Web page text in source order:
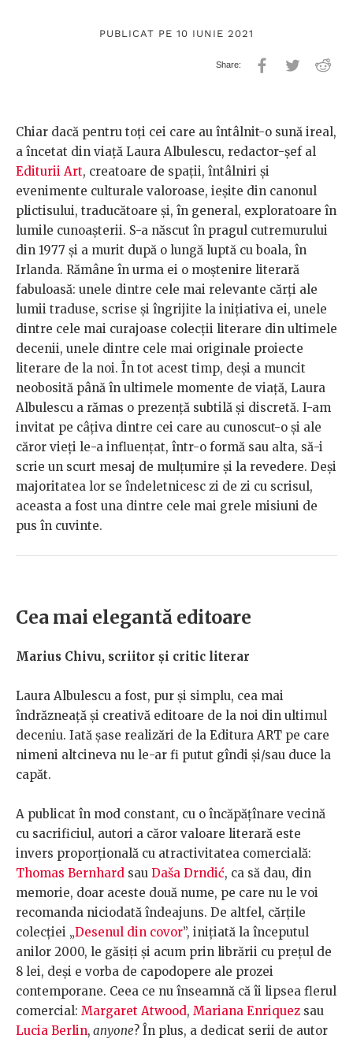
PUBLICAT PE 10 IUNIE 2021
Chiar dacă pentru toți cei care au întâlnit-o sună ireal,
a încetat din viață Laura Albulescu, redactor-șef al
Editurii Art, creatoare de spații, întâlniri și
evenimente culturale valoroase, ieșite din canonul
plictisului, traducătoare și, în general, exploratoare în
lumile cunoașterii. S-a născut în pragul cutremurului
din 1977 și a murit după o lungă luptă cu boala, în
Irlanda. Rămâne în urma ei o moștenire literară
fabuloasă: unele dintre cele mai relevante cărți ale
lumii traduse, scrise și îngrijite la inițiativa ei, unele
dintre cele mai curajoase colecții literare din ultimele
decenii, unele dintre cele mai originale proiecte
literare de la noi. În tot acest timp, deși a muncit
neobosită până în ultimele momente de viață, Laura
Albulescu a rămas o prezență subtilă și discretă. I-am
invitat pe câțiva dintre cei care au cunoscut-o și ale
căror vieți le-a influențat, într-o formă sau alta, să-i
scrie un scurt mesaj de mulțumire și la revedere. Deși
majoritatea lor se îndeletnicesc zi de zi cu scrisul,
aceasta a fost una dintre cele mai grele misiuni de
pus în cuvinte.
Cea mai elegantă editoare
Marius Chivu, scriitor și critic literar
Laura Albulescu a fost, pur și simplu, cea mai
îndrăzneață și creativă editoare de la noi din ultimul
deceniu. Iată șase realizări de la Editura ART pe care
nimeni altcineva nu le-ar fi putut gîndi și/sau duce la
capăt.
A publicat în mod constant, cu o încăpățînare vecină
cu sacrificiul, autori a căror valoare literară este
invers proporțională cu atractivitatea comercială:
Thomas Bernhard sau Daša Drndić, ca să dau, din
memorie, doar aceste două nume, pe care nu le voi
recomanda niciodată îndeajuns. De altfel, cărțile
colecției „Desenul din covor”, inițiată la începutul
anilor 2000, le găsiți și acum prin librării cu prețul de
8 lei, deși e vorba de capodopere ale prozei
contemporane. Ceea ce nu înseamnă că îi lipsea flerul
comercial: Margaret Atwood, Mariana Enriquez sau
Lucia Berlin, anyone? În plus, a dedicat serii de autor